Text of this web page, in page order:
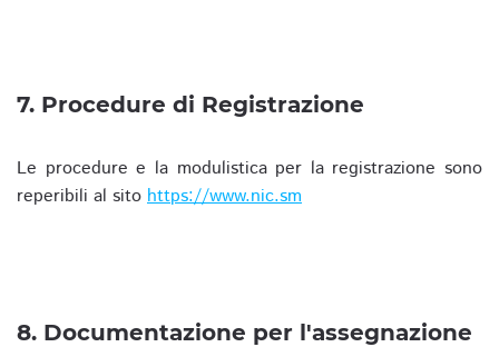
7. Procedure di Registrazione
Le procedure e la modulistica per la registrazione sono
reperibili al sito https://www.nic.sm
8. Documentazione per l'assegnazione